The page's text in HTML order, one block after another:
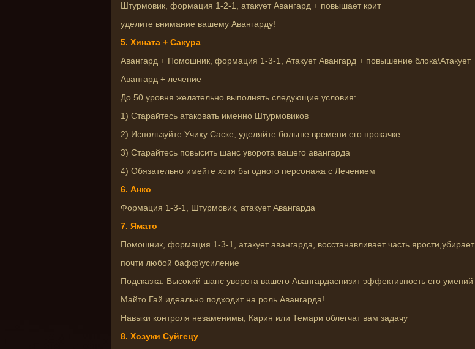
Штурмовик, формация 1-2-1, атакует Авангард + повышает крит
уделите внимание вашему Авангарду!
5. Хината + Сакура
Авангард + Помошник, формация 1-3-1, Атакует Авангард + повышение блока\Атакует
Авангард + лечение
До 50 уровня желательно выполнять следующие условия:
1) Старайтесь атаковать именно Штурмовиков
2) Используйте Учиху Саске, уделяйте больше времени его прокачке
3) Старайтесь повысить шанс уворота вашего авангарда
4) Обязательно имейте хотя бы одного персонажа с Лечением
6. Анко
Формация 1-3-1, Штурмовик, атакует Авангарда
7. Ямато
Помошник, формация 1-3-1, атакует авангарда, восстанавливает часть ярости,убирает
почти любой бафф\усиление
Подсказка: Высокий шанс уворота вашего Авангардаснизит эффективность его умений
Майто Гай идеально подходит на роль Авангарда!
Навыки контроля незаменимы, Карин или Темари облегчат вам задачу
8. Хозуки Суйгецу